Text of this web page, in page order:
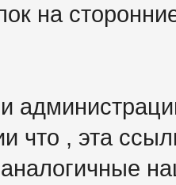
на
что , эта
аналогичные